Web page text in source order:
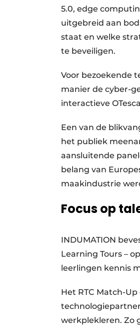
5.0, edge
uitgebreid aan
staat en welke
te beveiligen.
Voor bezoekende
manier de cyber-
interactieve
Een van de
het publiek
aansluitende
belang van
maakindustrie
Focus op
INDUMATION
Learning Tours –
leerlingen kennis
Het RTC Match-
werkplekleren. Zo